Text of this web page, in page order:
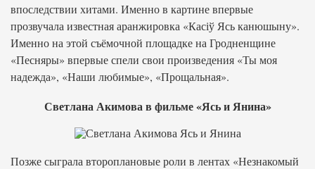
впоследствии хитами. Именно в картине впервые
прозвучала известная аранжировка «Касіў Ясь канюшыну».
Именно на этой съёмочной площадке на Гродненщине
«Песняры» впервые спели свои произведения «Ты моя
надежда», «Наши любимые», «Прощальная».
Светлана Акимова в фильме «Ясь и Янина»
Позже сыграла второплановые роли в лентах «Незнакомый